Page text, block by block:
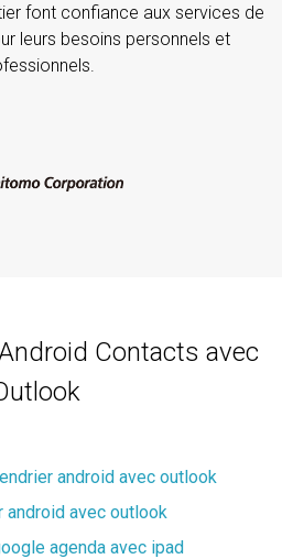
font confiance aux services de
leurs besoins personnels et
Contacts avec
android avec outlook
android avec outlook
agenda avec ipad